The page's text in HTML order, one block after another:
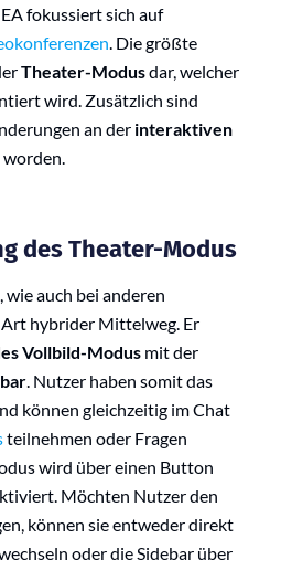
fokussiert sich auf
. Die größte
Theater-Modusdar, welcher
wird. Zusätzlich sind
an der interaktiven
des Theater-Modus
auch bei anderen
hybrider Mittelweg. Er
Vollbild-Modus mit der
. Nutzer haben somit das
können gleichzeitig im Chat
teilnehmen oder Fragen
wird über einen Button
Möchten Nutzer den
können sie entweder direkt
oder die Sidebar über